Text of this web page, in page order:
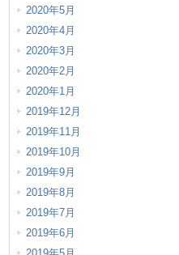
2020年5月
2020年4月
2020年3月
2020年2月
2020年1月
2019年12月
2019年11月
2019年10月
2019年9月
2019年8月
2019年7月
2019年6月